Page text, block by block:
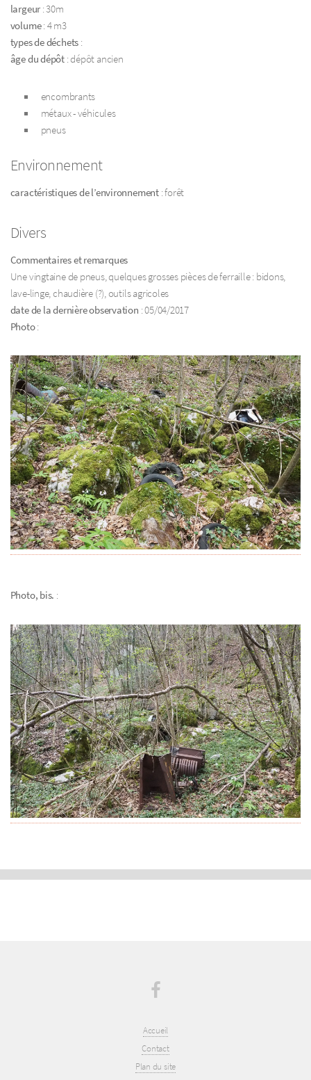
largeur : 30m
volume: 4 m3
types de déchets :
âge du dépôt : dépôt ancien
encombrants
métaux - véhicules
pneus
Environnement
caractéristiques de l’environnement: forêt
Divers
Commentaires et remarques
Une vingtaine de pneus, quelques grosses pièces de ferraille : bidons,
lave-linge, chaudière (?), outils agricoles
date de la dernière observation : 05/04/2017
Photo:
Photo, bis. :
Accueil
Contact
Plan du site